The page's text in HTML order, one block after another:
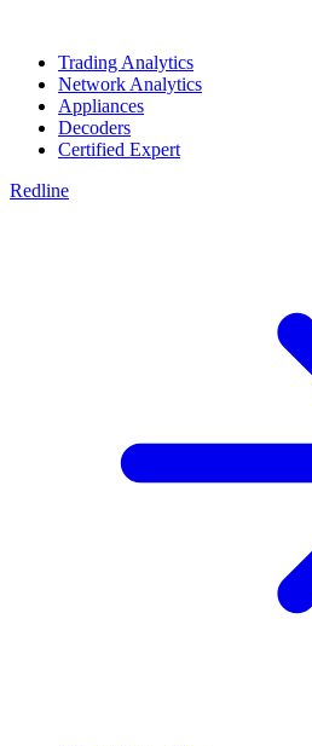
Trading Analytics
Network Analytics
Appliances
Decoders
Certified Expert
Redline